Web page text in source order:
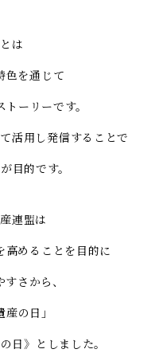
は
色を通じて
ーリーです。
活用し発信することで
目的です。
連盟は
高めることを目的に
さから、
の日」
日》としました。